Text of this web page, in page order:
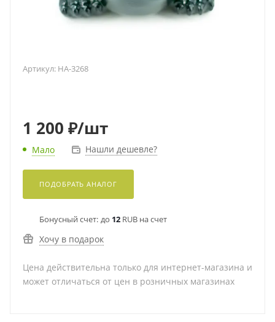
Артикул: HA-3268
1 200 ₽/шт
Мало Нашли дешевле?
ПОДОБРАТЬ АНАЛОГ
Бонусный счет: до 12 RUB на счет
Хочу в подарок
Цена действительна только для интернет-магазина и
может отличаться от цен в розничных магазинах